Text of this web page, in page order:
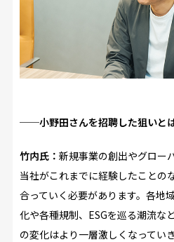
──小野田さんを招聘した狙いとは
竹内氏： 新規事業の創出やグロー
当社がこれまでに経験したことの
合っていく必要があります。各地
化や各種規制、ESGを巡る潮流な
の変化はより一層激しくなってい